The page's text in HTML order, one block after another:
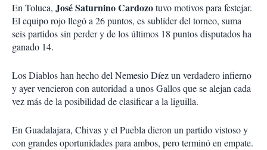
En Toluca, José Saturnino Cardozotuvo motivos para festejar.
El equipo rojo llegó a 26 puntos, es sublíder del torneo, suma
seis partidos sin perder y de los últimos 18 puntos disputados ha
ganado 14.
Los Diablos han hecho del Nemesio Díez un verdadero infierno
y ayer vencieron con autoridad a unos Gallos que se alejan cada
vez más de la posibilidad de clasificar a la liguilla.
En Guadalajara, Chivas y el Puebla dieron un partido vistoso y
con grandes oportunidades para ambos, pero terminó en empate.